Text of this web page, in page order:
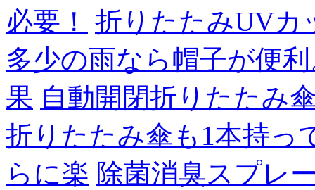
必要！
折りたたみUVカ
多少の雨なら帽子が便
果 自動開閉折りたたみ
折りたたみ傘も1本持っ
らに楽 除菌消臭スプレ